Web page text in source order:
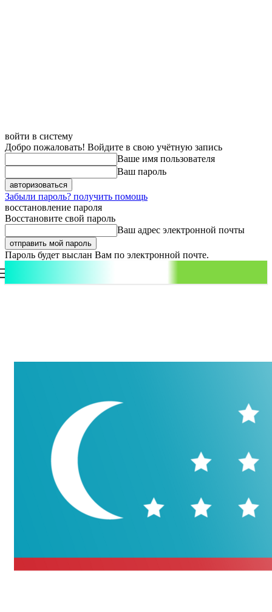
войти в систему
Добро пожаловать! Войдите в свою учётную запись
Ваше имя пользователя
Ваш пароль
Забыли пароль? получить помощь
восстановление пароля
Восстановите свой пароль
Ваш адрес электронной почты
Пароль будет выслан Вам по электронной почте.